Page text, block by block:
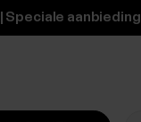
Speciale aanbieding